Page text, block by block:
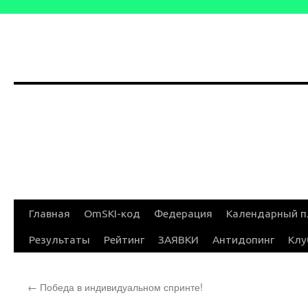
Перейти
Главная OmSKI-код Федерация Календарный
Результаты Рейтинг ЗАЯВКИ Антидопинг
← Победа в индивидуальном спринте!